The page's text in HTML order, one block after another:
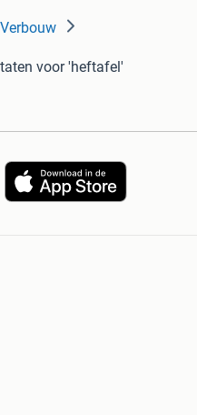
voor 'heftafel'